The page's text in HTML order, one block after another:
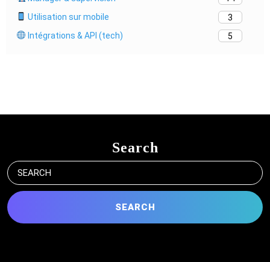
Utilisation sur mobile
3
Intégrations & API (tech)
5
Search
Search
for: